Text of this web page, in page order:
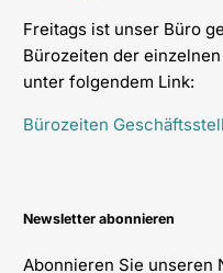
Freitags ist unser Büro
Bürozeiten der
unter folgendem Link:
Bürozeiten
Newsletter abonnieren
Abonnieren Sie unseren